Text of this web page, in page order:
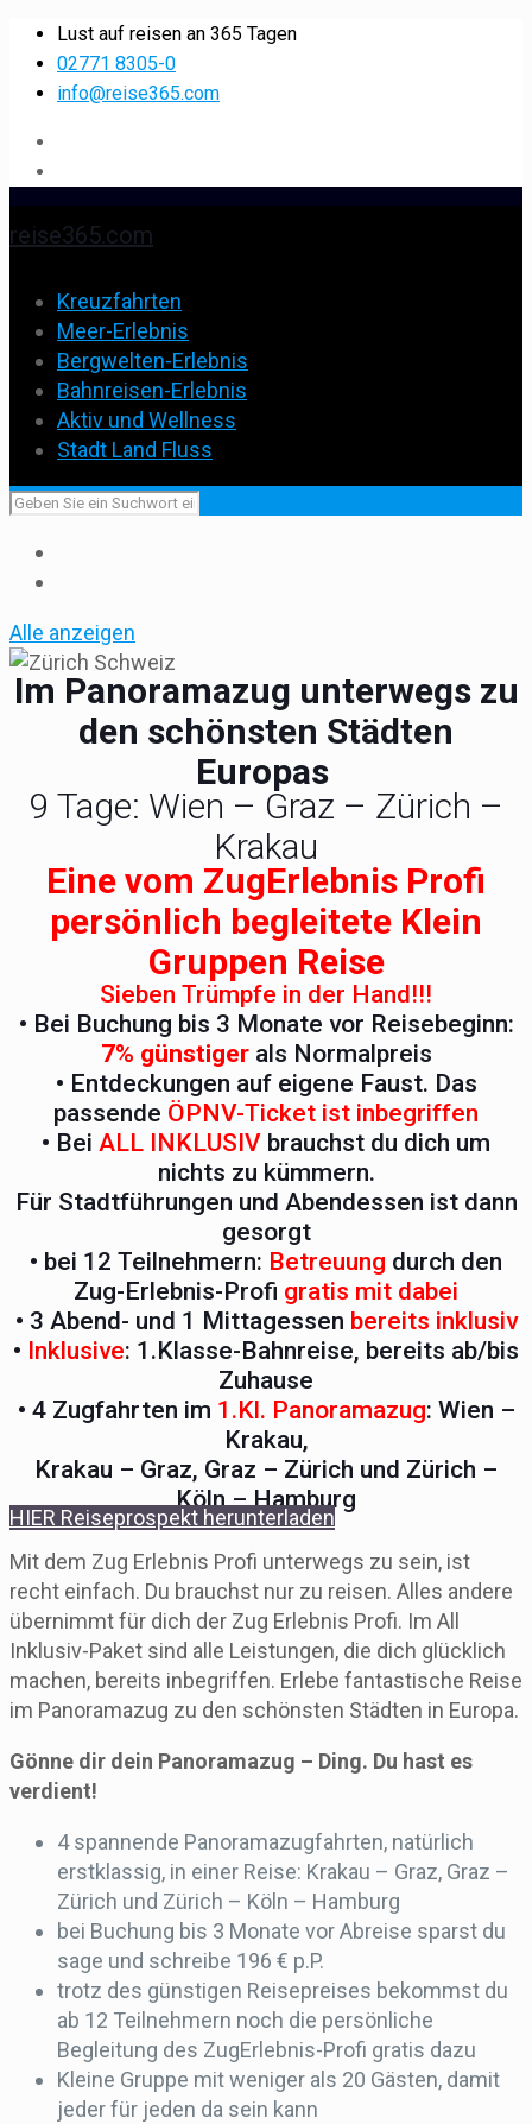
Lust auf reisen an 365 Tagen
02771 8305-0
info@reise365.com
reise365.com
Kreuzfahrten
Meer-Erlebnis
Bergwelten-Erlebnis
Bahnreisen-Erlebnis
Aktiv und Wellness
Stadt Land Fluss
Alle anzeigen
Im Panoramazug unterwegs zu
den schönsten Städten
Europas
9 Tage: Wien – Graz – Zürich –
Krakau
Eine vom ZugErlebnis Profi
persönlich begleitete Klein
Gruppen Reise
Sieben Trümpfe in der Hand!!!
• Bei Buchung bis 3 Monate vor Reisebeginn:
7% günstigerals Normalpreis
• Entdeckungen auf eigene Faust. Das
passende ÖPNV-Ticket ist inbegriffen
• Bei ALL INKLUSIV brauchst du dich um
nichts zu kümmern.
Für Stadtführungen und Abendessen ist dann
gesorgt
• bei 12 Teilnehmern: Betreuung durch den
Zug-Erlebnis-Profi gratis mit dabei
• 3 Abend- und 1 Mittagessen bereits inklusiv
• Inklusive: 1.Klasse-Bahnreise, bereits ab/bis
Zuhause
• 4 Zugfahrten im 1.Kl. Panoramazug: Wien –
Krakau,
Krakau – Graz, Graz – Zürich und Zürich –
Köln – Hamburg
HIER Reiseprospekt herunterladen
Mit dem Zug Erlebnis Profi unterwegs zu sein, ist
recht einfach. Du brauchst nur zu reisen. Alles andere
übernimmt für dich der Zug Erlebnis Profi. Im All
Inklusiv-Paket sind alle Leistungen, die dich glücklich
machen, bereits inbegriffen. Erlebe fantastische Reise
im Panoramazug zu den schönsten Städten in Europa.
Gönne dir dein Panoramazug – Ding. Du hast es
verdient!
4 spannende Panoramazugfahrten, natürlich
erstklassig, in einer Reise: Krakau – Graz, Graz –
Zürich und Zürich – Köln – Hamburg
bei Buchung bis 3 Monate vor Abreise sparst du
sage und schreibe 196 € p.P.
trotz des günstigen Reisepreises bekommst du
ab 12 Teilnehmern noch die persönliche
Begleitung des ZugErlebnis-Profi gratis dazu
Kleine Gruppe mit weniger als 20 Gästen, damit
jeder für jeden da sein kann